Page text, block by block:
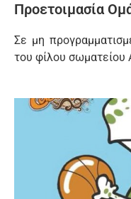
Προετοιμασία
Σε μη
του φίλου σωματείου